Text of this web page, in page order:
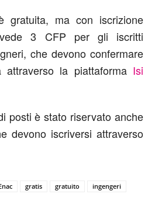
gratuita, ma con iscrizione
3 CFP per gli iscritti
che devono confermare
attraverso la piattaforma Isi
posti è stato riservato anche
devono iscriversi attraverso
gratis gratuito
ingengeri